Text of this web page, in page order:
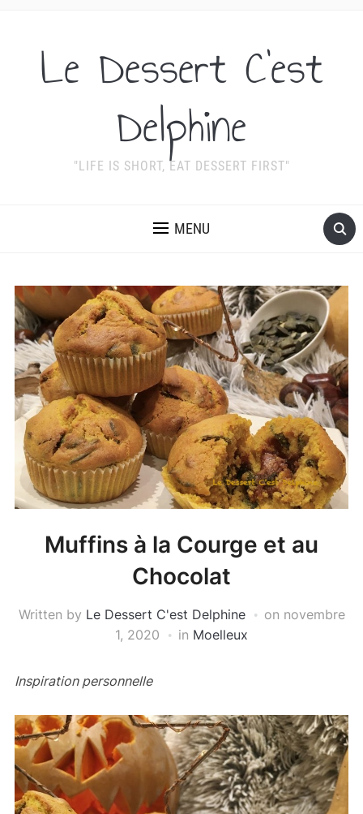
Le Dessert C'est
Delphine
"LIFE IS SHORT, EAT DESSERT FIRST"
MENU
Muffins à la Courge et au
Chocolat
Written by Le Dessert C'est Delphine on novembre
1, 2020
in Moelleux
Inspiration personnelle